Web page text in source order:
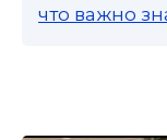
что важно